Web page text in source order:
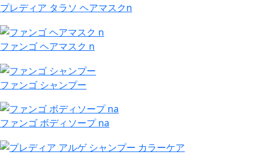
プレディア タラソ ヘアマスクn
ファンゴ ヘアマスク n
ファンゴ シャンプー
ファンゴ ボディソープ na